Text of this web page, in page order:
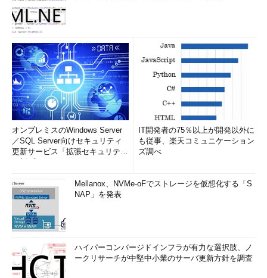
オンプレミスのWindows Server
／SQL Server向けセキュリティ
更新サービス「拡張セキュリティ
IT開発者の75％以上が開発以外に
も従事、楽天コミュニケーション
ズ調べ
Mellanox、NVMe-oFでストレージを仮想化する「S
NAP」を発表
ハイパーコンバージドインフラが有力な選択肢、ノ
ークリサーチが中堅中小業のサーバ更新方針を調査